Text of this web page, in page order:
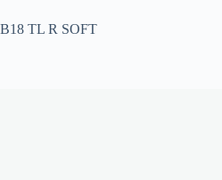
TL R SOFT